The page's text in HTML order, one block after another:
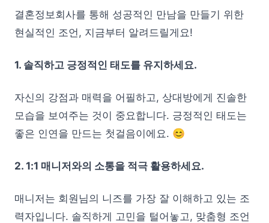
결혼정보회사를 통해 성공적인 만남을 만들기 위한
현실적인 조언, 지금부터 알려드릴게요!
1. 솔직하고 긍정적인 태도를 유지하세요.
자신의 강점과 매력을 어필하고, 상대방에게 진솔한
모습을 보여주는 것이 중요합니다. 긍정적인 태도는
좋은 인연을 만드는 첫걸음이에요. 😊
2. 1:1 매니저와의 소통을 적극 활용하세요.
매니저는 회원님의 니즈를 가장 잘 이해하고 있는 조
력자입니다. 솔직하게 고민을 털어놓고, 맞춤형 조언